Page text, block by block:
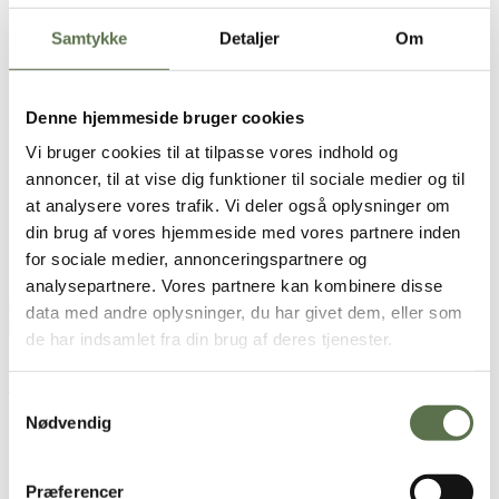
Samtykke Detaljer Om
Denne hjemmeside bruger cookies
Vi bruger cookies til at tilpasse vores indhold og
annoncer, til at vise dig funktioner til sociale medier og til
at analysere vores trafik. Vi deler også oplysninger om
din brug af vores hjemmeside med vores partnere inden
for sociale medier, annonceringspartnere og
analysepartnere. Vores partnere kan kombinere disse
data med andre oplysninger, du har givet dem, eller som
de har indsamlet fra din brug af deres tjenester.
Nødvendig
Præferencer
1 vaniljestang
150 g lyst rørsukker
100 g rå marcipan
150 g blødt smør
100 g Valsemøllen Kage Hvedemel
Rabarberlåg
3-4 rabarber
25 g lyst rørsukker
1 spsk. kartoffelmel
Brugt i opskriften
Dansk Kage Hvedemel
Sådan gør du
Flæk vaniljestangen på den lange led, og skrab nænsomt